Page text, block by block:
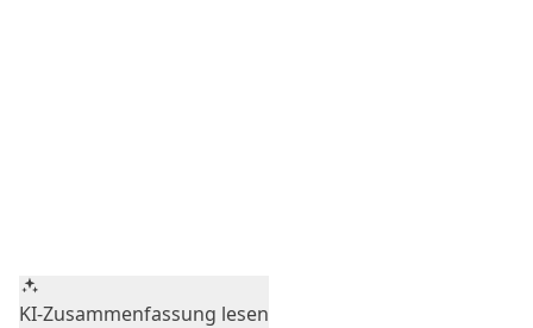
KI-Zusammenfassung lesen